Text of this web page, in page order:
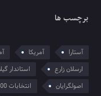
برچسب ها
آستارا آمریکا
ارسلان زارع
استاندار
اصولگرایان
انتخابات 1400